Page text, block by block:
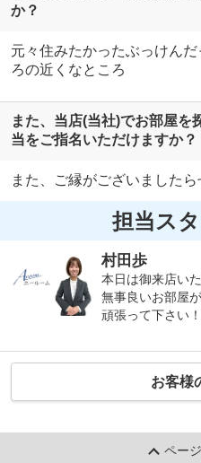
か？
元々住みたかったぶっけん
ろの近くなところ
また、当店(当社)でお部屋を
当をご指名いただけますか？
また、ご縁がございましたら
担当ス
村田歩
本日は御来店い
無事良いお部屋
頑張って下さい！
お客様
ペー